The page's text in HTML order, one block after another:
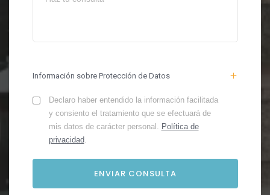
Información sobre Protección de Datos
Declaro haber entendido la información facilitada
y consiento el tratamiento que se efectuará de
mis datos de carácter personal. Política de
privacidad.